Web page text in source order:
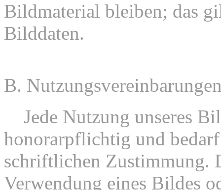
Bildmaterial bleiben; das
Bilddaten.
B.
Jede Nutzung unseres
honorarpflichtig und
schriftlichen Zustimmung.
Verwendung eines Bildes